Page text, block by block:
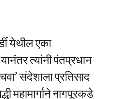
येथील एका
त्यांनी पंतप्रधान
संदेशाला प्रतिसाद
महामार्गाने नागपूरकडे